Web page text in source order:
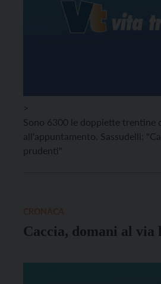
>
Sono 6300 le doppiette trentine
all'appuntamento. Sassudelli:
prudenti"
Caccia, domani al via